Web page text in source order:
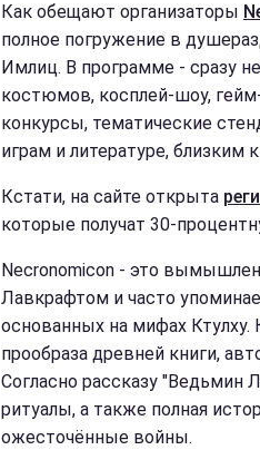
Как обещают организаторы
полное погружение в
Имлиц. В программе - сразу
костюмов, косплей-шоу,
конкурсы, тематические
играм и литературе, близким
Кстати, на сайте открыта
которые получат 30-
Necronomicon - это
Лавкрафтом и часто
основанных на мифах
прообраза древней книги,
Согласно рассказу "Ведьмин
ритуалы, а также полная
ожесточённые войны.